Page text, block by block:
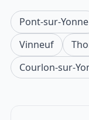
Pont-sur-Yonne
Vinneuf
Courlon-sur-